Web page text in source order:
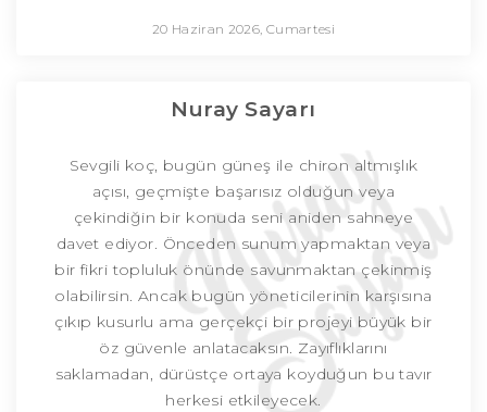
20 Haziran 2026, Cumartesi
Nuray Sayarı
Sevgili koç, bugün güneş ile chiron altmışlık
açısı, geçmişte başarısız olduğun veya
çekindiğin bir konuda seni aniden sahneye
davet ediyor. Önceden sunum yapmaktan veya
bir fikri topluluk önünde savunmaktan çekinmiş
olabilirsin. Ancak bugün yöneticilerinin karşısına
çıkıp kusurlu ama gerçekçi bir projeyi büyük bir
öz güvenle anlatacaksın. Zayıflıklarını
saklamadan, dürüstçe ortaya koyduğun bu tavır
herkesi etkileyecek.